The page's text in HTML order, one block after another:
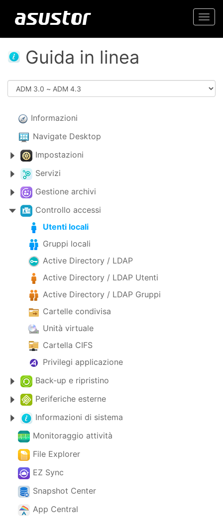
Guida in linea
Informazioni
Navigate Desktop
Impostazioni
Servizi
Gestione archivi
Controllo accessi
Utenti locali
Gruppi locali
Active Directory / LDAP
Active Directory / LDAP Utenti
Active Directory / LDAP Gruppi
Cartelle condivisa
Unità virtuale
Cartella CIFS
Privilegi applicazione
Back-up e ripristino
Periferiche esterne
Informazioni di sistema
Monitoraggio attività
File Explorer
EZ Sync
Snapshot Center
App Central